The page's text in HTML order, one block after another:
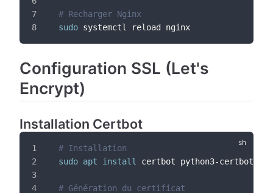
# Recharger Nginx
sudo systemctl reload nginx
Configuration SSL (Let's
Encrypt)
Installation Certbot
# Installation
sudo apt install certbot python3-certbot-
# Génération du certificat